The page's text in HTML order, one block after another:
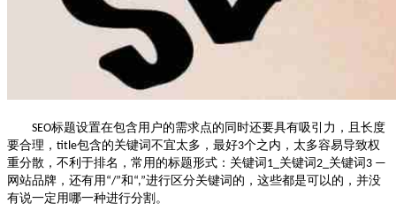
SEO标题设置在包含用户的需求点的同时还要具有吸引力，且长度
要合理， title包含的关键词不宜太多，最好3个之内，太多容易导致权
重分散，不利于排名，常用的标题形式：关键词1_ 关键词2_ 关键词3 —
网站品牌，还有用 “/”和“,”进行区分关键词的，这些都是可以的，并没
有说一定用哪一种进行分割。